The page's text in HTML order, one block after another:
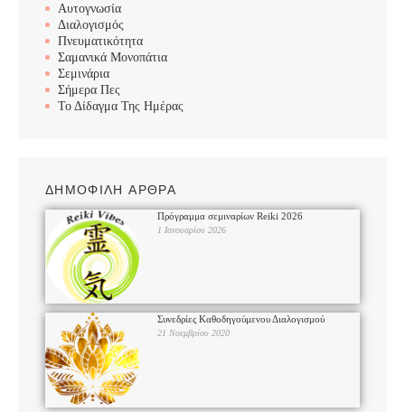
Αυτογνωσία
Διαλογισμός
Πνευματικότητα
Σαμανικά Μονοπάτια
Σεμινάρια
Σήμερα Πες
Το Δίδαγμα Της Ημέρας
ΔΗΜΟΦΙΛΗ ΑΡΘΡΑ
Πρόγραμμα σεμιναρίων Reiki 2026
1 Ιανουαρίου 2026
Συνεδρίες Καθοδηγούμενου Διαλογισμού
21 Νοεμβρίου 2020